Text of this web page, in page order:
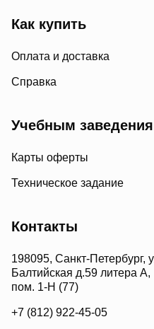
Как купить
Оплата и доставка
Справка
Учебным
Карты оферты
Техническое задание
Контакты
198095, Санкт-Петербург,
Балтийская д.59 литера А,
пом. 1-Н (77)
+7 (812) 922-45-05